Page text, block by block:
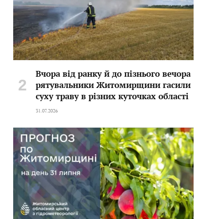
Вчора від ранку й до пізнього вечора
рятувальники Житомирщини гасили
суху траву в різних куточках області
31.07.2026